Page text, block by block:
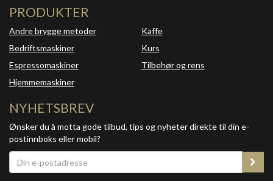
PRODUKTER
Andre brygge metoder
Bedriftsmaskiner
Espressomaskiner
Hjemmemaskiner
Kaffe
Kurs
Tilbehør og rens
NYHETSBREV
Ønsker du å motta gode tilbud, tips og nyheter direkte til din e-
postinnboks eller mobil?